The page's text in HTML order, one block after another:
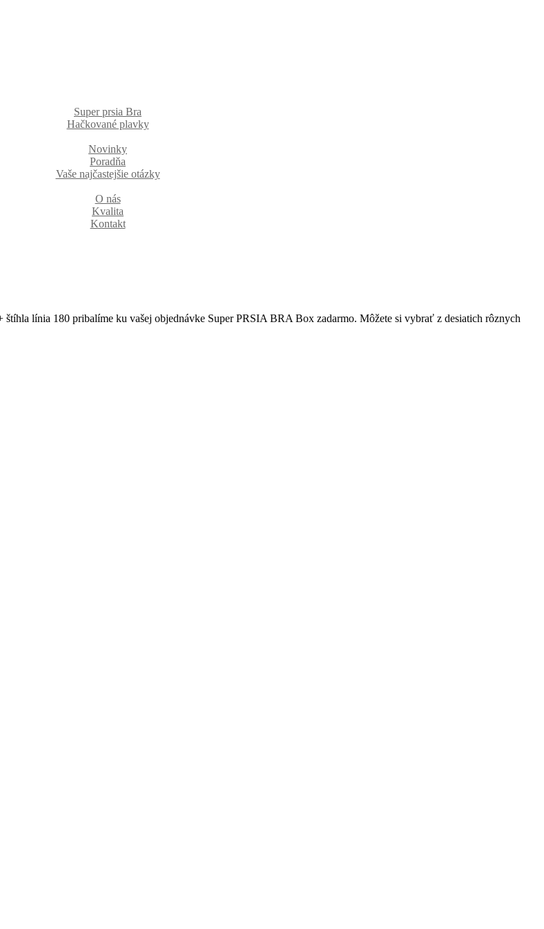
Super prsia Bra
Hačkované plavky
Novinky
Poradňa
Vaše najčastejšie otázky
O nás
Kvalita
Kontakt
línia 180 pribalíme ku vašej objednávke Super PRSIA BRA Box zadarmo. Môžete si vybrať z desiatich rôznych